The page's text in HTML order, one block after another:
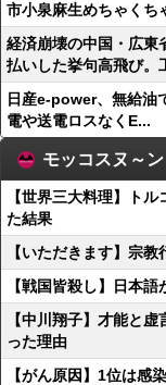
市小泉麻生めちゃくち
経済崩壊の中国・広東
払いした挙句高飛び。
日産e-power、無給油
電や送電ロスなくE...
モッコスヌ～ン
【世界三大料理】ト
た結果
【いただきます】宗
【戦国皆殺し】日本
【中川翔子】才能と
った理由
【がん原因】1位は感